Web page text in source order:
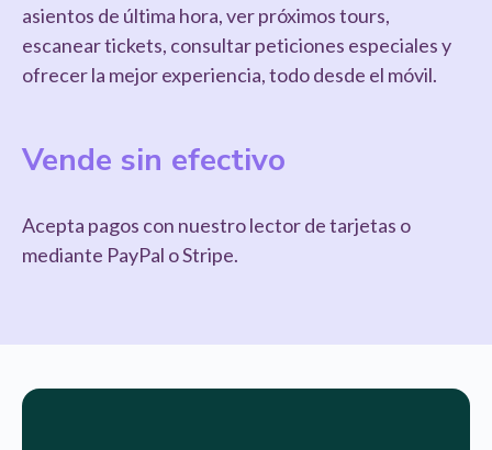
asientos de última hora, ver próximos tours,
escanear tickets, consultar peticiones especiales y
ofrecer la mejor experiencia, todo desde el móvil.
Vende sin efectivo
Acepta pagos con nuestro lector de tarjetas o
mediante PayPal o Stripe.